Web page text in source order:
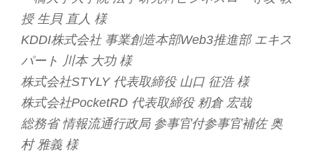
授 生貝 直人 様
KDDI株式会社 事業創造本部Web3推進部 エキス
パート 川本 大功 様
株式会社STYLY 代表取締役 山口 征浩 様
株式会社PocketRD 代表取締役 籾倉 宏哉
総務省 情報流通行政局 参事官付参事官補佐 奥
村 雅義 様